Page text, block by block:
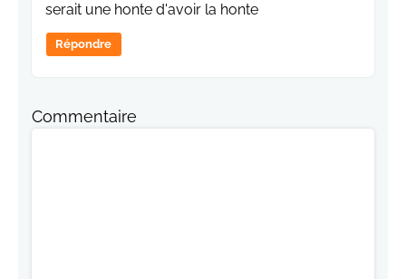
serait une honte d'avoir la honte
Répondre
Commentaire